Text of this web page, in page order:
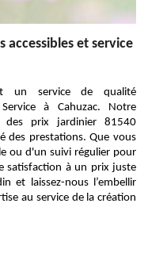
accessibles et service
un service de qualité
à Cahuzac. Notre
des prix jardinier 81540
des prestations. Que vous
ou d'un suivi régulier pour
satisfaction à un prix juste
et laissez-nous l’embellir
au service de la création